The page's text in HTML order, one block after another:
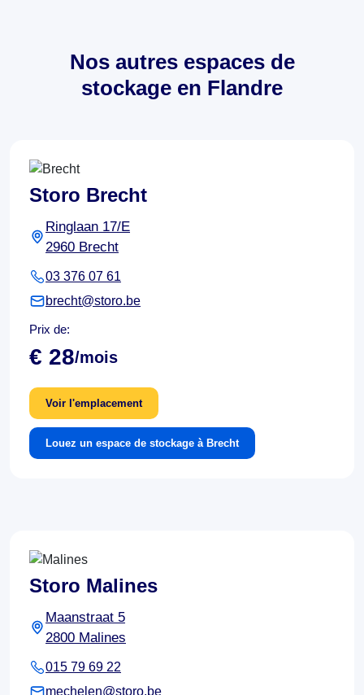
Nos autres espaces de
stockage en Flandre
Storo Brecht
Ringlaan 17/E
2960 Brecht
03 376 07 61
brecht@storo.be
Prix de:
€ 28/mois
Voir l'emplacement
Louez un espace de stockage à Brecht
Storo Malines
Maanstraat 5
2800 Malines
015 79 69 22
mechelen@storo.be